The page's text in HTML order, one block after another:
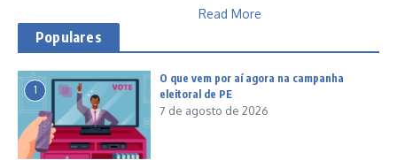
Read More
Populares
1
O que vem por aí agora na campanha
eleitoral de PE
7 de agosto de 2026